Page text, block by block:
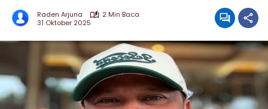
Raden Arjuna
2 Min Baca
31 Oktober 2025